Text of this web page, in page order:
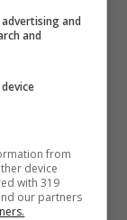
and
and
from
device
with 319
our partners